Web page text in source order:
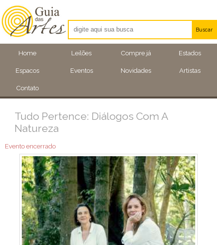
Home Leilões Compre já Estados
Espacos Eventos Novidades Artistas
Contato
Buscar
Artistas
Eventos
Tudo Pertence: Diálogos Com A
Natureza
Evento encerrado